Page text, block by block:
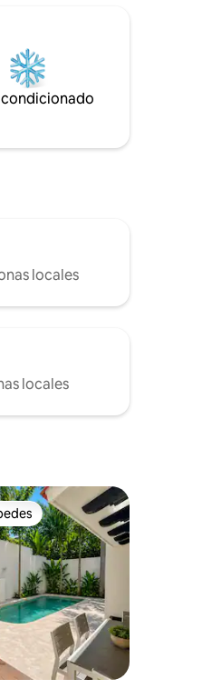
locales
locales